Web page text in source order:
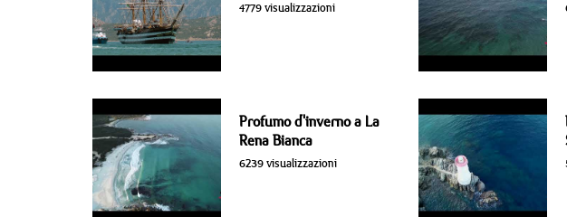
4779 visualizzazioni
Profumo d'inverno a La
Rena Bianca
6239 visualizzazioni